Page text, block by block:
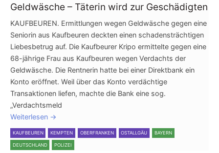
Geldwäsche – Täterin wird zur Geschädigten
KAUFBEUREN. Ermittlungen wegen Geldwäsche gegen eine
Seniorin aus Kaufbeuren deckten einen schadensträchtigen
Liebesbetrug auf. Die Kaufbeurer Kripo ermittelte gegen eine
68-jährige Frau aus Kaufbeuren wegen Verdachts der
Geldwäsche. Die Rentnerin hatte bei einer Direktbank ein
Konto eröffnet. Weil über das Konto verdächtige
Transaktionen liefen, machte die Bank eine sog.
„Verdachtsmeld
Weiterlesen →
KAUFBEUREN KEMPTEN OBERFRANKEN OSTALLGÄU BAYERN
DEUTSCHLAND POLIZEI